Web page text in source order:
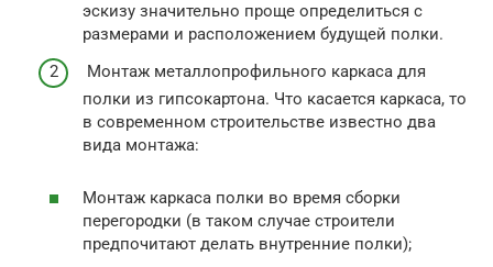
эскизу значительно проще определиться с
размерами и расположением будущей полки.
Монтаж металлопрофильного каркаса для
полки из гипсокартона. Что касается каркаса, то
в современном строительстве известно два
вида монтажа:
Монтаж каркаса полки во время сборки
перегородки (в таком случае строители
предпочитают делать внутренние полки);